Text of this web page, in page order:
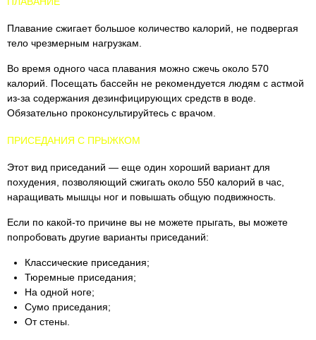
Плавание сжигает большое количество калорий, не подвергая
тело чрезмерным нагрузкам.
Во время одного часа плавания можно сжечь около 570
калорий. Посещать бассейн не рекомендуется людям с астмой
из-за содержания дезинфицирующих средств в воде.
Обязательно проконсультируйтесь с врачом.
ПРИСЕДАНИЯ С ПРЫЖКОМ
Этот вид приседаний — еще один хороший вариант для
похудения, позволяющий сжигать около 550 калорий в час,
наращивать мышцы ног и повышать общую подвижность.
Если по какой-то причине вы не можете прыгать, вы можете
попробовать другие варианты приседаний:
Классические приседания;
Тюремные приседания;
На одной ноге;
Сумо приседания;
От стены.